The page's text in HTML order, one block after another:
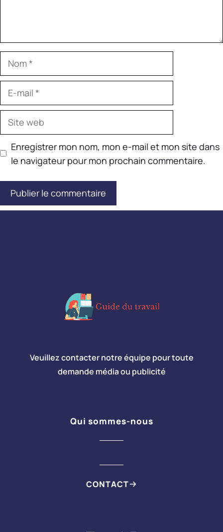
Nom
Site
Enregistrer mon nom, mon e-mail et mon site dans
le navigateur pour mon prochain commentaire.
Veuillez contacter notre équipe pour toute
demande média ou publicité
Qui sommes-nous
CONTACT